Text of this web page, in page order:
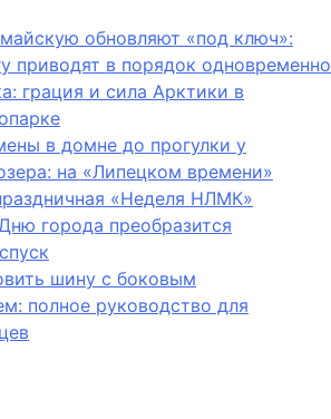
обновляют «под ключ»:
приводят в порядок одновременно
грация и сила Арктики в
в домне до прогулки у
на «Липецком времени»
«Неделя НЛМК»
города преобразится
шину с боковым
полное руководство для